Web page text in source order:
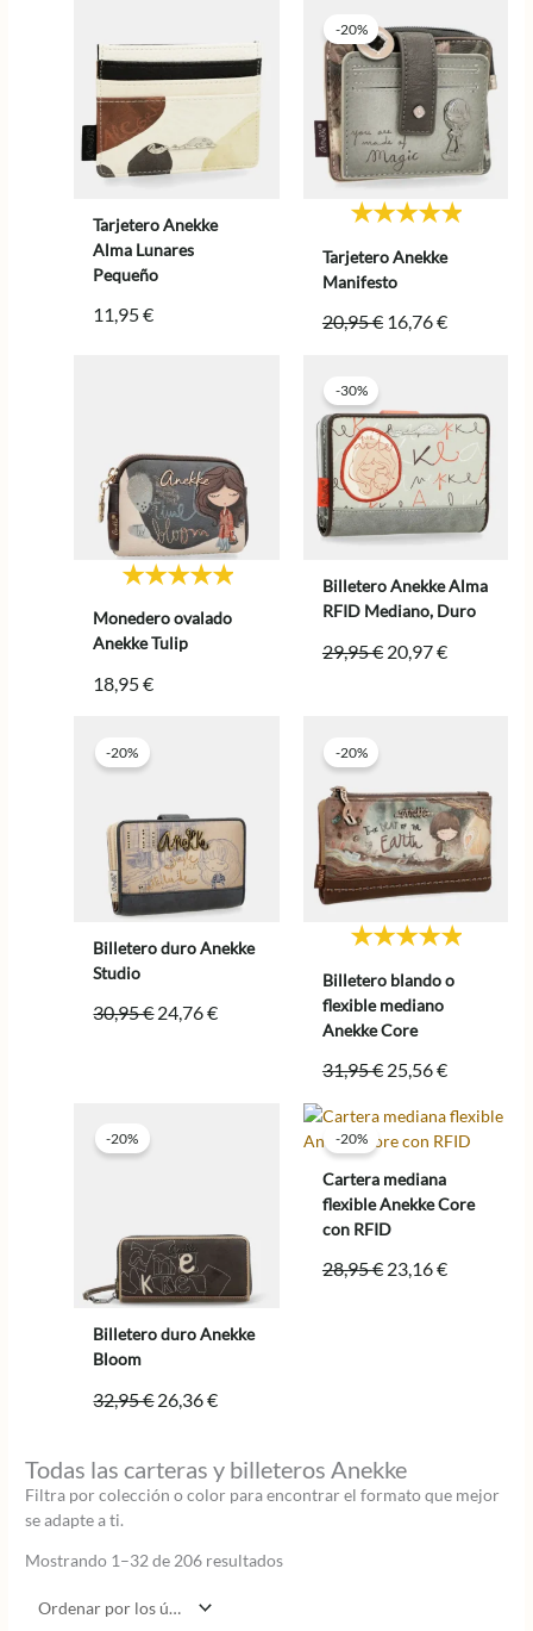
Tarjetero Anekke
Alma Lunares
Pequeño
11,95€
-20%
Tarjetero Anekke
Manifesto
20,95€ El
20,95 €.
16,76€El
16,76 €.
Monedero ovalado
Anekke Tulip
18,95€
-30%
Billetero Anekke Alma
RFID Mediano, Duro
29,95€ El
20,97€El
-20%
Billetero duro Anekke
Studio
30,95€El
24,76€El
-20%
Billetero blando o
flexible mediano
Anekke Core
31,95€ El
original
era:
31,95 €.
25,56€El
actual
es:
-20%
Billetero duro Anekke
Bloom
32,95€El
era:
32,95 €.
26,36€El
es:
26,36 €.
-20%
Cartera mediana
flexible Anekke Core
con RFID
28,95€ El
23,16€El
Todas las carteras y billeteros Anekke
Filtra por colección o color para encontrar el formato que mejor
se adapte a ti.
Mostrando 1–32 de 206 resultadosOrdenado